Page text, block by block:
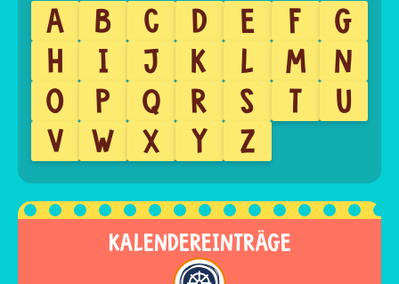
A B C D E F
G
H
I J K L M
N
O
P Q R S T
U
V
W X Y Z
KALENDEREINTRÄGE